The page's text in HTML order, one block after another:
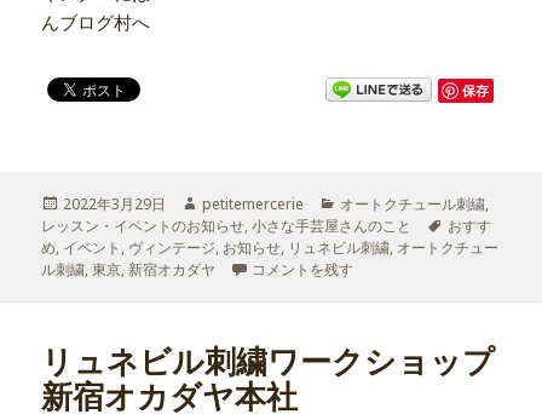
保存
投
稿
日:
2022年3月29日
作
成
者
petitemercerie
カ
テ
ゴ
リ
オートクチュール刺繍,
レッスン・イベントのお知らせ,小さな手芸屋さんのこと
タ
グ
おすす
め, イベント , ヴィンテージ, お知らせ, リュネビル刺繍, オートクチュー
ル刺繍,東京, 新宿オカダヤ
POP UP SHOPイベント
コメントを残す
リュネビル刺繍ワークショップ
新宿オカダヤ本社